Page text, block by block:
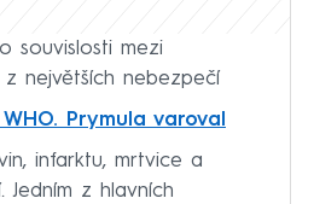
souvislosti mezi
největších nebezpečí
Prymula varoval
infarktu, mrtvice a
z hlavních